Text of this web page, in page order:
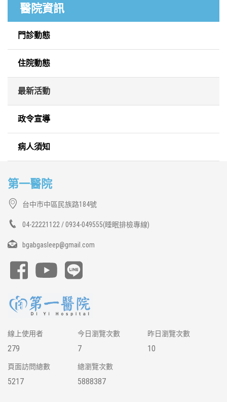
醫院資訊
門診動態
住院動態
最新活動
政令宣導
病人須知
第一醫院
台中市中區民族路184號
04-22221122 / 0934-049555(睡眠排檢專線)
bgabgasleep@gmail.com
線上使用者
279
今日瀏覽次數
7
昨日瀏覽次數
10
頁面訪問總數
5217
總瀏覽次數
5888387